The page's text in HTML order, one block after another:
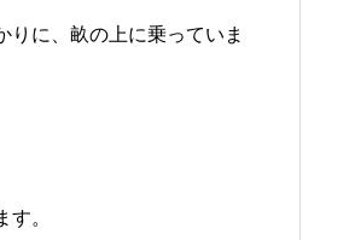
りに、畝の上に乗っていま
。